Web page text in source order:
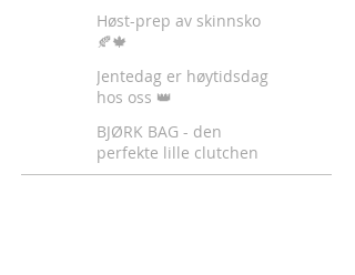
Høst-prep av skinnsko
🍂🍁
Jentedag er høytidsdag
hos oss 👑
BJØRK BAG - den
perfekte lille clutchen
✈️